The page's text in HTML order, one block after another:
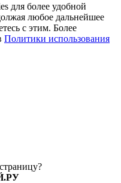
для более удобной
любое дальнейшее
с этим. Более
Политики использования